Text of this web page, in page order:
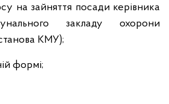
на зайняття посади керівника
закладу охорони
КМУ);
формі;